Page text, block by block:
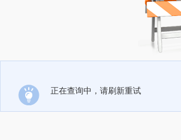
正在查询中，请刷新重试